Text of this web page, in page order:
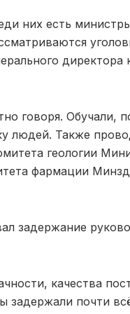
них есть
директора
говоря. Обучали,
людей. Также
геологии
фармации
задержание
качества
задержали почти